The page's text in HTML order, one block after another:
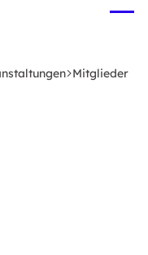
Mitglieder